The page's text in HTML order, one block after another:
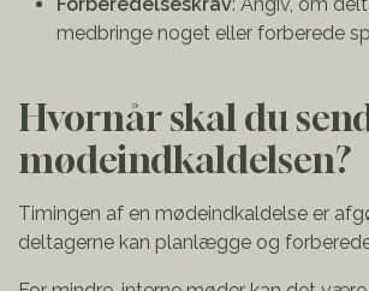
medbringe noget eller forberede
Hvornår skal du
mødeindkaldelsen?
Timingen af en mødeindkaldelse er
deltagerne kan planlægge og